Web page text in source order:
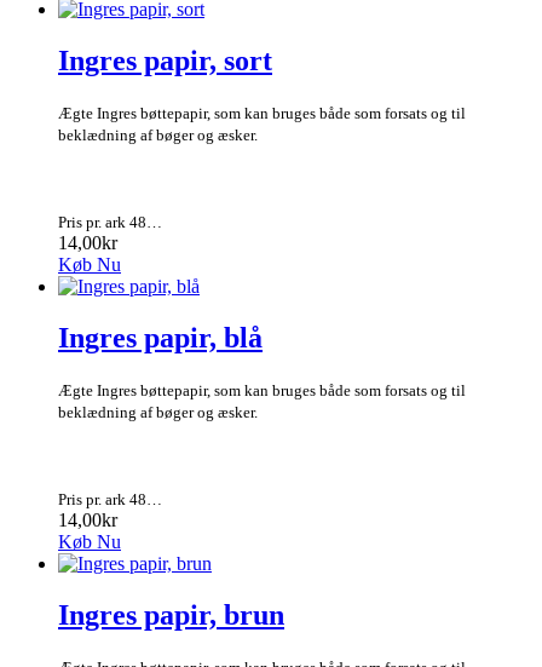
Ingres papir, sort
Ægte Ingres bøttepapir, som kan bruges både som forsats og til
beklædning af bøger og æsker.
Pris pr. ark 48…
14,00kr
Køb Nu
Ingres papir, blå
Ægte Ingres bøttepapir, som kan bruges både som forsats og til
beklædning af bøger og æsker.
Pris pr. ark 48…
14,00kr
Køb Nu
Ingres papir, brun